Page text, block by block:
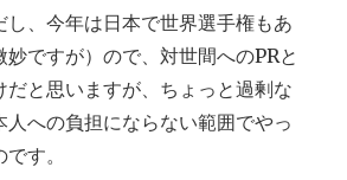
し、今年は日本で世界選手権もあ
妙ですが）ので、対世間へのPRと
だと思いますが、ちょっと過剰な
人への負担にならない範囲でやっ
す。